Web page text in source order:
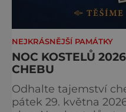
NEJKRÁSNĚJŠÍ PAMÁTKY
NOC KOSTELŮ
CHEBU
Odhalte tajemství
pátek 29. května